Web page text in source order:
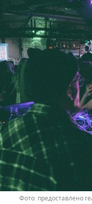
предоставлено